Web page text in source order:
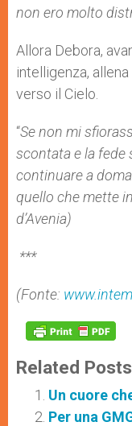
non ero molto
Allora Debora,
intelligenza,
verso il Cielo.
“Se non mi
scontata e la fede
continuare a
quello che mette
d’Avenia)
***
(Fonte:
Related
Un cuore
Per una